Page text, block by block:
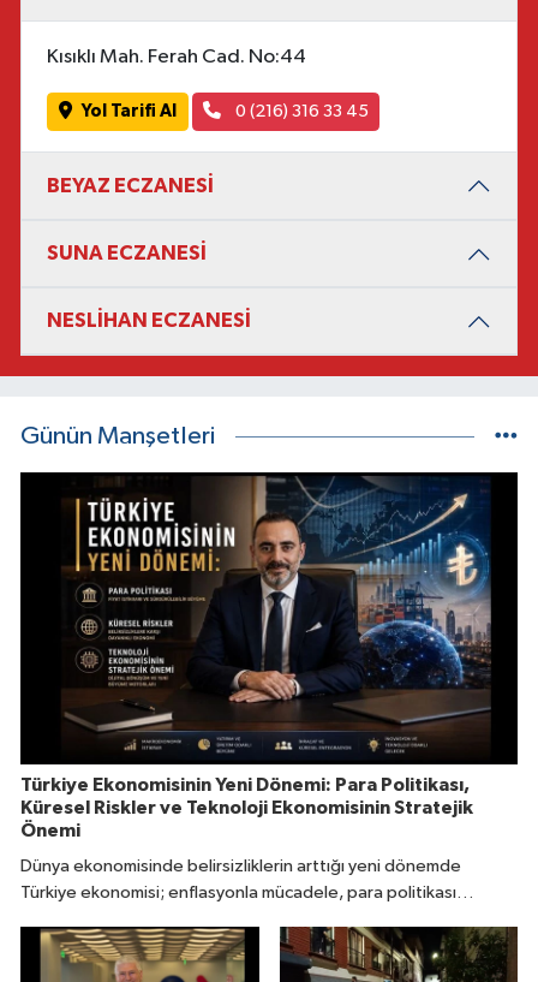
Kısıklı Mah. Ferah Cad. No:44
Yol Tarifi Al 0 (216) 316 33 45
BEYAZ ECZANESİ
SUNA ECZANESİ
NESLİHAN ECZANESİ
Günün Manşetleri
Türkiye Ekonomisinin Yeni Dönemi: Para Politikası,
Küresel Riskler ve Teknoloji Ekonomisinin Stratejik
Önemi
Dünya ekonomisinde belirsizliklerin arttığı yeni dönemde
Türkiye ekonomisi; enflasyonla mücadele, para politikası
ekseninde kritik bir süreçten geçiyor.